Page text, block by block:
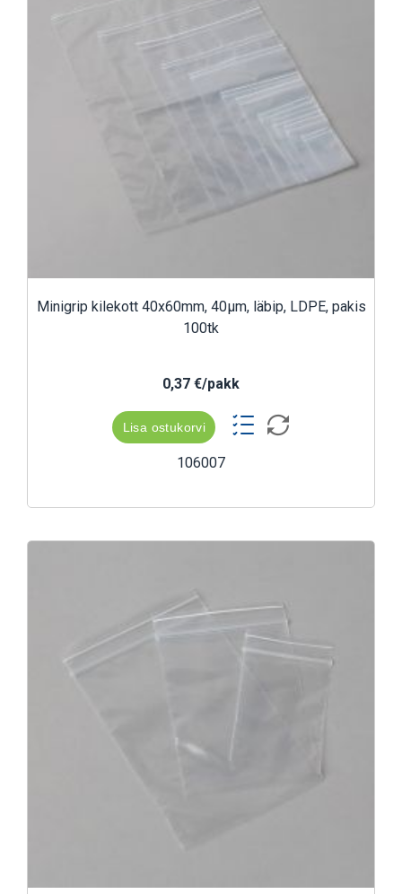
Minigrip kilekott 40x60mm, 40µm, läbip, LDPE, pakis
100tk
0,37 €/pakk
Lisa ostukorvi
106007